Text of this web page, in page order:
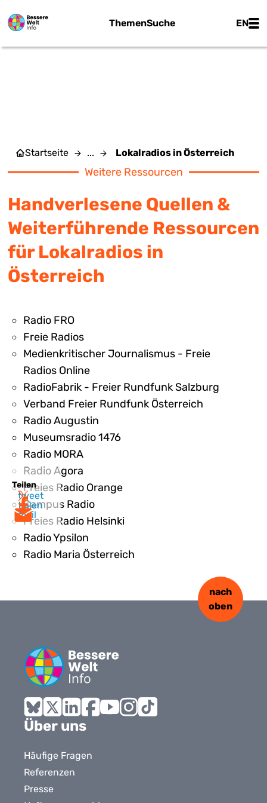
ThemenSuche EN
Teilen
tweet
teilen
mail
Startseite ... Lokalradios in Österreich
Weitere Ressourcen
Handverlesene Quellen &
Weiterführende Ressourcen
für Lokalradios in
Österreich
Radio FRO
Freie Radios
Medienkritischer Journalismus - Freie
Radios Online
RadioFabrik - Freier Rundfunk Salzburg
Verband Freier Rundfunk Österreich
Radio Augustin
Museumsradio 1476
Radio MORA
Radio Agora
Freies Radio Orange
Campus Radio
Freies Radio Helsinki
Radio Ypsilon
Radio Maria Österreich
Bluesky
X LinkedInFacebook
nach
oben
Über uns
Häufige Fragen
Referenzen
Presse